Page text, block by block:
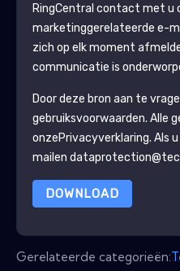
RingCentral contact met u
marketinggerelateerde e-
zich op elk moment
communicatie is
Door deze bron aan te
gebruiksvoorwaarden. Alle
onzePrivacyverklaring. Als
mailen
DOWNLOAD
Gerelateerde categorieën: